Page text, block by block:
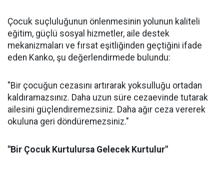
Çocuk suçluluğunun önlenmesinin yolunun kaliteli
eğitim, güçlü sosyal hizmetler, aile destek
mekanizmaları ve fırsat eşitliğinden geçtiğini ifade
eden Kanko, şu değerlendirmede bulundu:
"Bir çocuğun cezasını artırarak yoksulluğu ortadan
kaldıramazsınız. Daha uzun süre cezaevinde tutarak
ailesini güçlendiremezsiniz. Daha ağır ceza vererek
okuluna geri döndüremezsiniz."
"Bir Çocuk Kurtulursa Gelecek Kurtulur"